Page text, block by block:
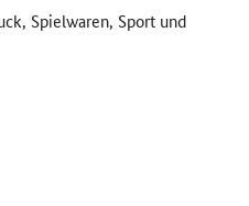
Spielwaren, Sport und